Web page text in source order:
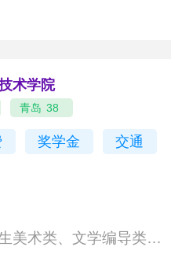
态。学院将继续坚持“专
、品牌制胜”的办学方
酒店及相关产业培养具
术学院
青岛 38
奖学金 交通
2019年山东省普通高校招生美术类、文学编导类专业统一考试合格分数线